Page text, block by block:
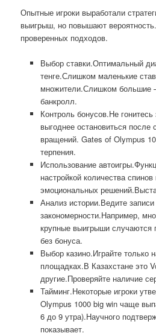
Опытные игроки выработали
выигрыш, но повышают
проверенных подходов.
Выбор ставки.Оптимальный
тенге.Слишком маленькие
множители.Слишком большие
банкролл.
Контроль бонусов.Не
выгоднее остановиться после
вращений. Gates of Olympus
терпения.
Использование
настройкой количества
эмоциональных
Анализ истории.Ведите
закономерности.Например,
крупные выигрыши случаются
без бонуса.
Выбор казино.Играйте только
площадках.В Казахстане это
другие.Проверяйте наличие
Тайминг.Некоторые игроки
Olympus 1000 big win чаще
6 до 9 утра).Научного
показывает.